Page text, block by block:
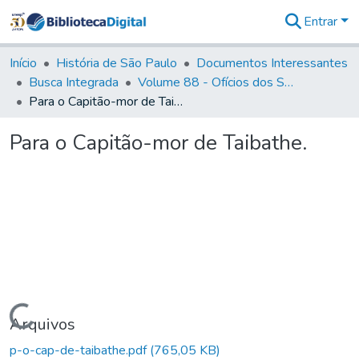
&
Coleções
Tudo na
Biblioteca
Estatísticas
Entrar
Início História de São Paulo
Documentos Interessantes
Busca Integrada
Volume 88 - Ofícios dos Senhores Governadores Interinos da Capitania de São Paulo (1817- 1819)
Para o Capitão-mor de Taibathe.
Para o Capitão-mor de Taibathe.
Carregando...
Arquivos
p-o-cap-de-taibathe.pdf(765,05 KB)